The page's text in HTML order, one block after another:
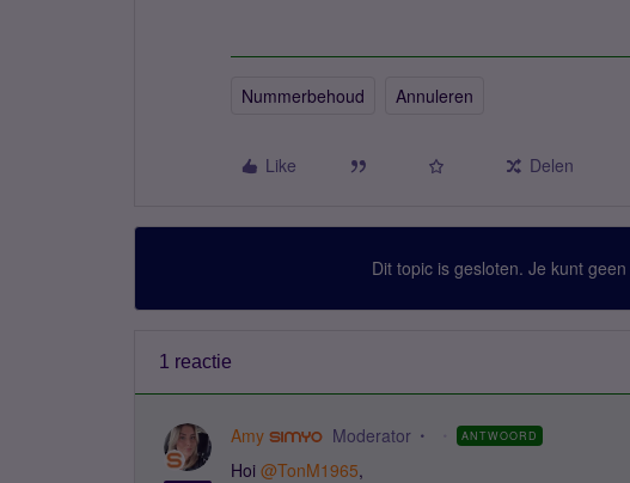
Nummerbehoud Annuleren
Like Delen
Dit topic is gesloten. Je kunt
1 reactie
Amy Moderator ANTWOORD
Hoi @TonM1965,